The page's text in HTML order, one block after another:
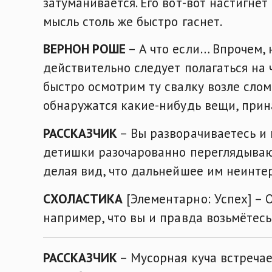
мысль столь же быстро гаснет.
ВЕРНОН РОШЕ – А что если…
действительно следует полагаться
быстро осмотрим ту свалку возле
обнаружатся какие-нибудь вещи,
РАССКАЗЧИК – Вы разворачиваетесь
детишки разочарованно
делая вид, что дальнейшее им
СХОЛАСТИКА [Элементарно: Успех] –
например, что вы и правда
РАССКАЗЧИК – Мусорная куча